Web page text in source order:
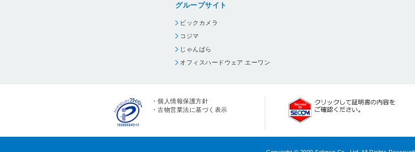
グループサイト
ビックカメラ
コジマ
じゃんぱら
オフィスハードウェア エーワン
・個人情報保護方針
・古物営業法に基づく表示